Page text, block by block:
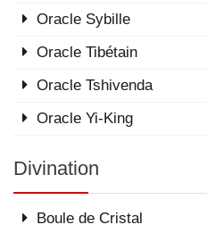
Oracle Sybille
Oracle Tibétain
Oracle Tshivenda
Oracle Yi-King
Divination
Boule de Cristal